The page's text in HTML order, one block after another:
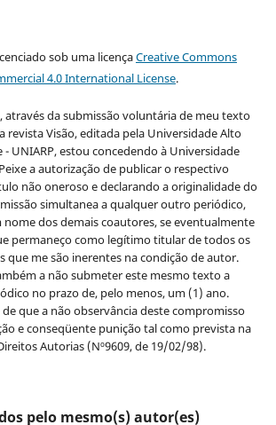
sob uma licençaCreative Commons
4.0 International License.
através da submissão voluntária de meu texto
revista Visão, editada pela Universidade Alto
- UNIARP, estou concedendo à Universidade
a autorização de publicar o respectivo
não oneroso e declarando a originalidade do
simultanea a qualquer outro periódico,
nome dos demais coautores, se eventualmente
permaneço como legítimo titular de todos os
que me são inerentes na condição de autor.
a não submeter este mesmo texto a
no prazo de, pelo menos, um (1) ano.
que a não observância deste compromisso
e conseqüente punição tal como prevista na
Autorias (Nº9609, de 19/02/98).
pelo mesmo(s) autor(es)